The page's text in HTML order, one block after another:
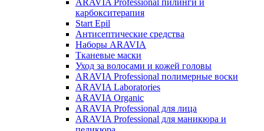
ARAVIA Professional пилинги и
карбокситерапия
Start Epil
Антисептические средства
Наборы ARAVIA
Тканевые маски
Уход за волосами и кожей головы
ARAVIA Professional полимерные воски
ARAVIA Laboratories
ARAVIA Organic
ARAVIA Professional для лица
ARAVIA Professional для маникюра и